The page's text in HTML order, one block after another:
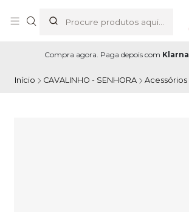
Compra agora. Paga depois com Klarna
Início CAVALINHO - SENHORA Acessórios